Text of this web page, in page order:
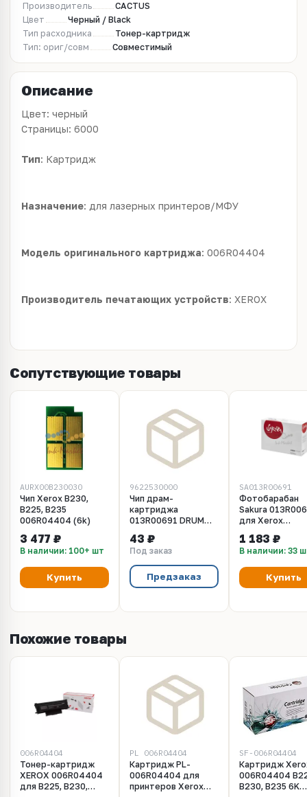
Производитель
CACTUS
Цвет
Черный / Black
Тип расходника
Тонер-картридж
Тип: ориг/совм
Совместимый
Описание
Цвет: черный
Страницы: 6000
Тип: Картридж
Назначение: для лазерных принтеров/МФУ
Модель оригинального картриджа: 006R04404
Производитель печатающих устройств: XEROX
Сопутствующие товары
AURX00B230030
Чип Xerox B230,
B225, B235
006R04404 (6k)
3 477 ₽
В наличии: 100+ шт
Купить
9622530000
Чип драм-
картриджа
013R00691 DRUM
43 ₽
Под заказ
Предзаказ
SA013R00691
Фотобарабан
Sakura
для Xerox
черный, 12000
1 183 ₽
В наличии: 33
Купить
Похожие товары
006R04404
Тонер-картридж
XEROX 006R04404
для B225, B230,
PL_006R04404
Картридж PL-
006R04404 для
принтеров Xerox
SF-006R04404
Картридж
006R04404
B230, B235 6K